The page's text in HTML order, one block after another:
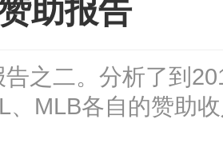
助报告
告之二。分析了到
、MLB各自的赞助